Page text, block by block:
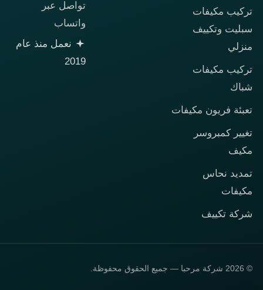
تركيب مكيفات
سبليت وتكييف
منزلي
تركيب مكيفات
شباك
تعبئة فريون مكيفات
تغيير كمبروسر
مكيف
تمديد نحاس
مكيفات
شركة تكييف
تواصل عبر
واتساب
نعمل منذ عام
2019
© 2026 شركة مرحبا — جميع الحقوق محفوظة.